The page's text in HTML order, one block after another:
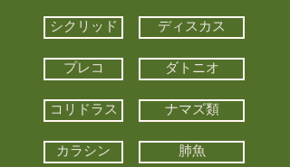
シクリッド ディスカス
プレコ ダトニオ
コリドラス ナマズ類
カラシン 肺魚